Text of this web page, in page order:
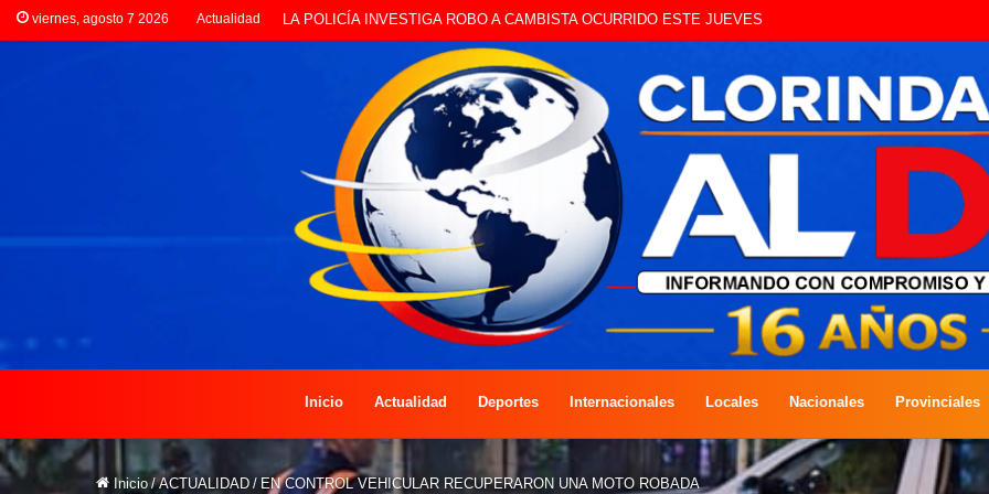
viernes, agosto 7 2026 Actualidad PREOCUPACIÓN POR MOTOS QUE CIRCULAN SIN ILUMINACIÓN
Inicio Actualidad Deportes Internacionales Locales Nacionales Provinciales
Inicio / ACTUALIDAD / EN CONTROL VEHICULAR RECUPERARON UNA MOTO ROBADA